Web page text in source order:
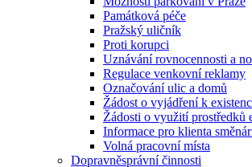
Památková péče
Pražský uličník
Proti korupci
Uznávání rovnocennosti a
Regulace venkovní reklamy
Označování ulic a domů
Žádost o vyjádření k
Žádosti o využití prostředků
Informace pro klienta
Volná pracovní místa
Dopravněsprávní činnosti